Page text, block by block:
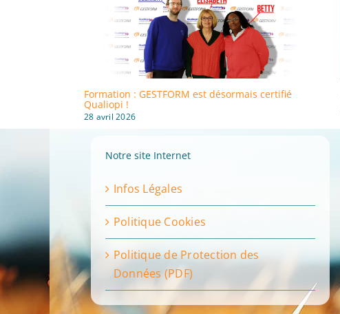
Formation : GESTFORM est désormais certifié
Qualiopi !
28 avril 2026
Notre site Internet
Infos Légales
Politique Cookies
Politique de Protection des
Données (PDF)